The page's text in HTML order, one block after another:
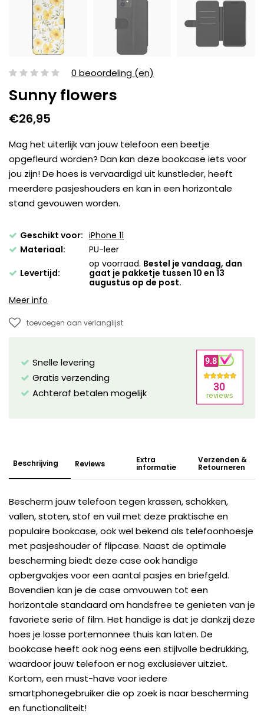
0 beoordeling (en)
Sunny flowers
€26,95
Mag het uiterlijk van jouw telefoon een beetje
opgefleurd worden? Dan kan deze bookcase iets voor
jou zijn! De hoes is vervaardigd uit kunstleder, heeft
meerdere pasjeshouders en kan in een horizontale
stand gevouwen worden.
Geschikt voor: iPhone 11
Materiaal:
PU-leer
Levertijd:
op voorraad. Bestel je vandaag, dan
gaat je pakketje tussen 10 en 13
augustus op de post.
Meer info
toevoegen aan verlanglijst
Snelle levering
Gratis verzending
Achteraf betalen mogelijk
Beschrijving Reviews Extra
informatie
Verzenden &
Retourneren
Bescherm jouw telefoon tegen krassen, schokken,
vallen, stoten, stof en vuil met deze praktische en
populaire bookcase, ook wel bekend als telefoonhoesje
met pasjeshouder of flipcase. Naast de optimale
bescherming biedt deze case ook handige
opbergvakjes voor een aantal pasjes en briefgeld.
Bovendien kan je de case omvouwen tot een
horizontale standaard om handsfree te genieten van je
favoriete serie of film. Het handige is dat je dankzij deze
hoes je losse portemonnee thuis kan laten. De
bookcase heeft ook nog eens een stijlvolle bedrukking,
waardoor jouw telefoon er nog exclusiever uitziet.
Kortom, een must-have voor iedere
smartphonegebruiker die op zoek is naar bescherming
en functionaliteit!